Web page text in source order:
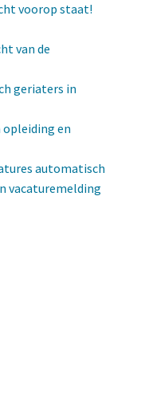
voorop staat!
van de
geriaters in
opleiding en
automatisch
vacaturemelding